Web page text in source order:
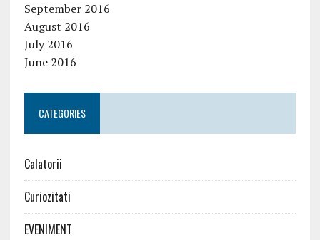
September 2016
August 2016
July 2016
June 2016
CATEGORIES
Calatorii
Curiozitati
EVENIMENT